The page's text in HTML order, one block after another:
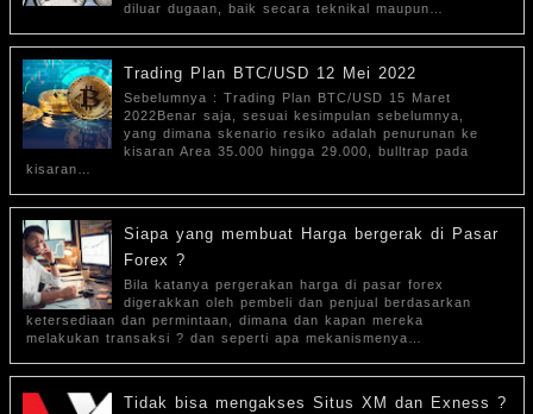
diluar dugaan, baik secara teknikal maupun…
Trading Plan BTC/USD 12 Mei 2022
Sebelumnya : Trading Plan BTC/USD 15 Maret
2022Benar saja, sesuai kesimpulan sebelumnya,
yang dimana skenario resiko adalah penurunan ke
kisaran Area 35.000 hingga 29.000, bulltrap pada
kisaran…
Siapa yang membuat Harga bergerak di Pasar
Forex ?
Bila katanya pergerakan harga di pasar forex
digerakkan oleh pembeli dan penjual berdasarkan
ketersediaan dan permintaan, dimana dan kapan mereka
melakukan transaksi ? dan seperti apa mekanismenya…
Tidak bisa mengakses Situs XM dan Exness ?